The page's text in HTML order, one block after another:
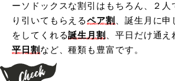
ポイント
ーソドックスな割引はもちろん、２人
り引いてもらえるペア割
、誕生月に
をしてくれる誕生月割
、平日だけ通
平日割 など、種類も豊富です。